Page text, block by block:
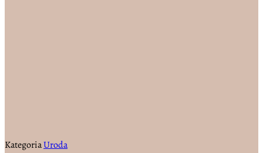
KategoriaUroda